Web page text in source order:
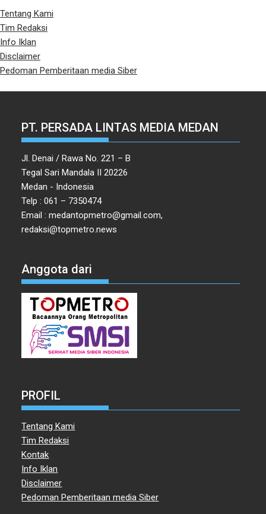
Tentang Kami
Tim Redaksi
Info Iklan
Disclaimer
Pedoman Pemberitaan media Siber
PT. PERSADA LINTAS MEDIA MEDAN
Jl. Denai / Rawa No. 221 – B
Tegal Sari Mandala II 20226
Medan - Indonesia
Telp : 061 – 7350474
Email : medantopmetro@gmail.com,
redaksi@topmetro.news
Anggota dari
PROFIL
Tentang Kami
Tim Redaksi
Kontak
Info Iklan
Disclaimer
Pedoman Pemberitaan media Siber